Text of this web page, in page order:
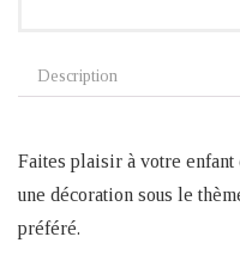
Description
Faites plaisir à votre
une décoration sous le
préféré.